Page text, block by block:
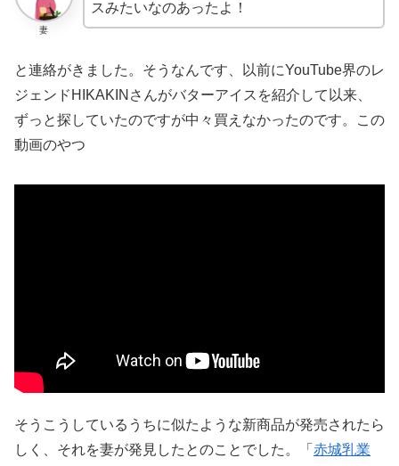
妻
スみたいなのあったよ！
と連絡がきました。そうなんです、以前にYouTube界のレ
ジェンドHIKAKINさんがバターアイスを紹介して以来、
ずっと探していたのですが中々買えなかったのです。この
動画のやつ
そうこうしているうちに似たような新商品が発売されたら
しく、それを妻が発見したとのことでした。「 赤城乳業